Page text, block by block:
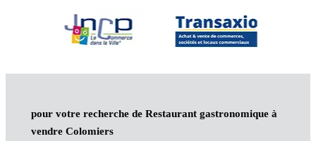
pour votre recherche de Restaurant gastronomique à
vendre Colomiers